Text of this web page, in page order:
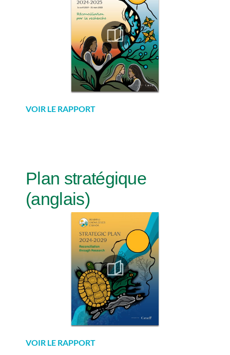
VOIR LE RAPPORT
Plan stratégique
(anglais)
VOIR LE RAPPORT